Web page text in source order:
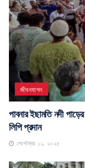
জীবনযাপন
পাবনার ইছামতি নদী
লিপি প্রদান
সেপ্টেম্বর ১১, ২০২৫